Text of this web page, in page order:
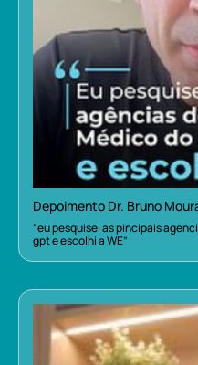
Depoimento Dr. Bruno
“eu pesquisei as pincipais
gpt e escolhi a WE”